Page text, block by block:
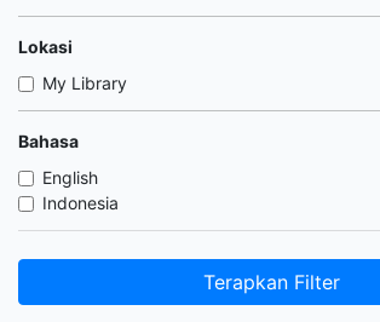
Lokasi
My Library
Bahasa
English
Indonesia
Terapkan Filter